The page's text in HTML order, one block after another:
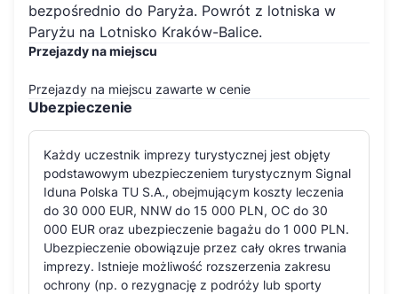
bezpośrednio do Paryża. Powrót z lotniska w
Paryżu na Lotnisko Kraków-Balice.
Przejazdy na miejscu
Przejazdy na miejscu zawarte w cenie
Ubezpieczenie
Każdy uczestnik imprezy turystycznej jest objęty
podstawowym ubezpieczeniem turystycznym Signal
Iduna Polska TU S.A., obejmującym koszty leczenia
do 30 000 EUR, NNW do 15 000 PLN, OC do 30
000 EUR oraz ubezpieczenie bagażu do 1 000 PLN.
Ubezpieczenie obowiązuje przez cały okres trwania
imprezy. Istnieje możliwość rozszerzenia zakresu
ochrony (np. o rezygnację z podróży lub sporty